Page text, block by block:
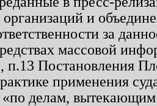
и
за
массовой
п.13 Постановления
применения
делам, вытекающим